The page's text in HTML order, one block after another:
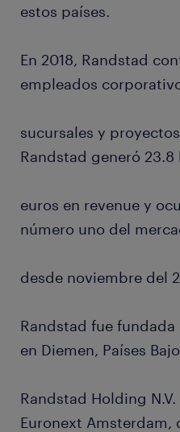
estos países.
En 2018, Randstad
empleados
sucursales y
Randstad generó
euros en revenue y
número uno del
desde noviembre del
Randstad fue fundada
en Diemen, Países
Randstad Holding
Euronext Amsterdam,